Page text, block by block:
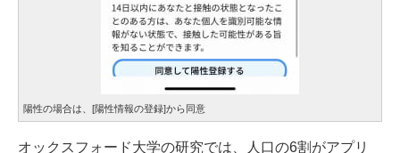
陽性の場合は、[陽性情報の登録]から同意
オックスフォード大学の研究では、人口の6割がアプリ